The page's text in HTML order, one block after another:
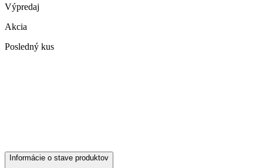
Výpredaj
Akcia
Posledný kus
Informácie o stave produktov